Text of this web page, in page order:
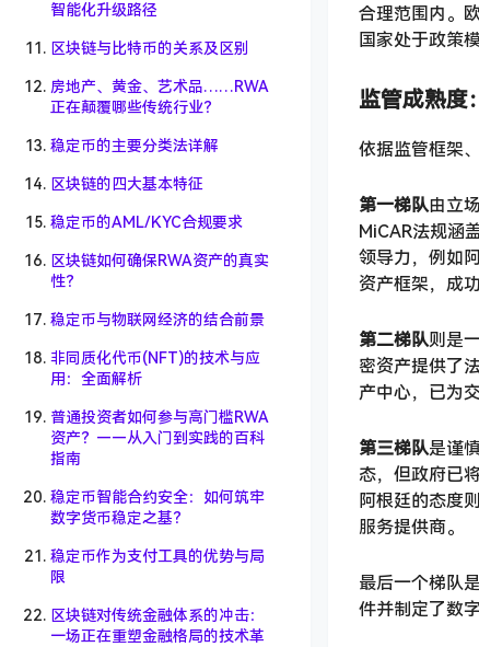
智能化升级路径
区块链与比特币的关系及区别
房地产、黄金、艺术品……RWA
正在颠覆哪些传统行业？
稳定币的主要分类法详解
区块链的四大基本特征
稳定币的AML/KYC合规要求
区块链如何确保RWA资产的真实
性？
稳定币与物联网经济的结合前景
非同质化代币(NFT)的技术与应
用：全面解析
普通投资者如何参与高门槛RWA
资产？——从入门到实践的百科
指南
稳定币智能合约安全：如何筑牢
数字货币稳定之基？
稳定币作为支付工具的优势与局
限
区块链对传统金融体系的冲击：
一场正在重塑金融格局的技术革
合理范围内。
国家处于政策
监管成熟度
依据监管框架
第一梯队由立
MiCAR法规涵
领导力，例如
资产框架，成
第二梯队则是
密资产提供了
产中心，已为
第三梯队是谨
态，但政府已
阿根廷的态度
服务提供商。
最后一个梯队
件并制定了数